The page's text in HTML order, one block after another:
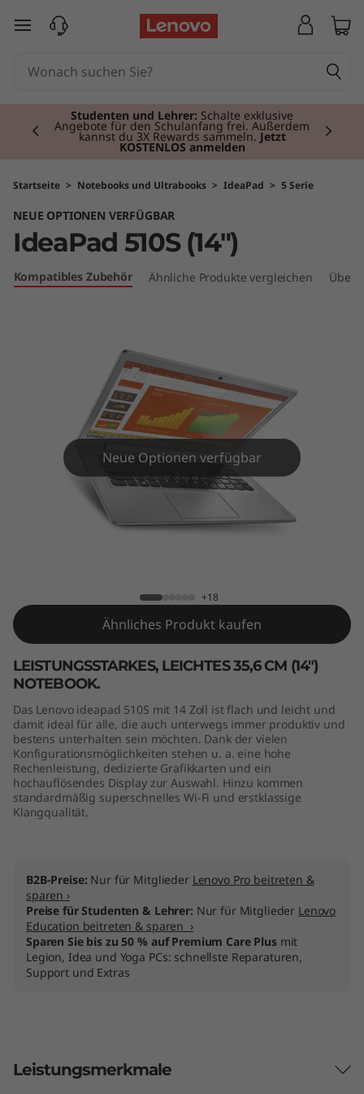
a
d
1
zum Hauptinhalt springen
Studenten und Lehrer: Schalte exklusive
Angebote für den Schulanfang frei. Außerdem
kannst du 3X Rewards sammeln. Jetzt
KOSTENLOS anmelden
Currently displaying item 2 of 3
Startseite > Notebooks und Ultrabooks > IdeaPad > 5 Serie
NEUE OPTIONEN VERFÜGBAR
IdeaPad 510S (14")
Kompatibles Zubehör Ähnliche Produkte vergleichen
Neue Optionen verfügbar
+18
Ähnliches Produkt kaufen
LEISTUNGSSTARKES, LEICHTES 35,6 CM (14")
NOTEBOOK.
Das Lenovo ideapad 510S mit 14 Zoll ist flach und leicht und
damit ideal für alle, die auch unterwegs immer produktiv und
bestens unterhalten sein möchten. Dank der vielen
Konfigurationsmöglichkeiten stehen u. a. eine hohe
Rechenleistung, dedizierte Grafikkarten und ein
hochauflösendes Display zur Auswahl. Hinzu kommen
standardmäßig superschnelles Wi-Fi und erstklassige
Klangqualität.
B2B-Preise: Nur für Mitglieder Lenovo Pro beitreten &
sparen ›
Preise für Studenten & Lehrer: Nur für Mitglieder Lenovo
Education beitreten & sparen ›
Sparen Sie bis zu 50 % auf Premium Care Plusmit
Legion, Idea und Yoga PCs: schnellste Reparaturen,
Support und Extras
Leistungsmerkmale